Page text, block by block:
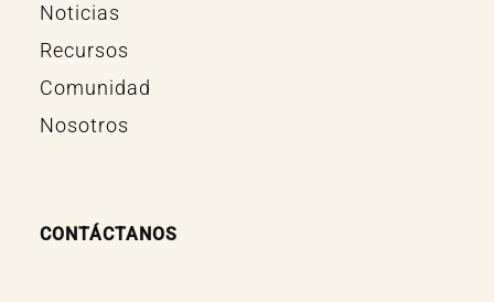
Noticias
Recursos
Comunidad
Nosotros
CONTÁCTANOS